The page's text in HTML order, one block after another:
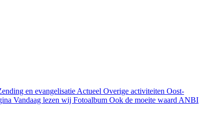
en evangelisatie Actueel Overige activiteiten Oost-
Vandaag lezen wij Fotoalbum Ook de moeite waard ANBI